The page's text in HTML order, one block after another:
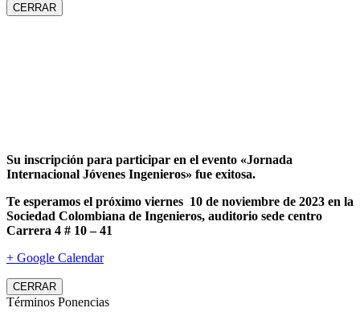
CERRAR
Su inscripción para participar en el evento «Jornada
Internacional Jóvenes Ingenieros» fue exitosa.
Te esperamos el próximo viernes 10 de noviembre de 2023 en la
Sociedad Colombiana de Ingenieros, auditorio sede centro
Carrera 4 # 10 – 41
+ Google Calendar
CERRAR
Términos Ponencias